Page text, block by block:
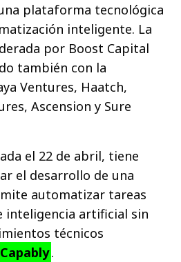
plataforma tecnológica
inteligente. La
por Boost Capital
también con la
Ventures, Haatch,
Ascension y Sure
el 22 de abril, tiene
el desarrollo de una
automatizar tareas
inteligencia artificial sin
técnicos
Capably.